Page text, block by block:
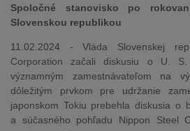
Spoločné stanovisko po
Slovenskou republikou
11.02.2024 - Vláda Slovenskej
Corporation začali diskusiu o U.
významným zamestnávateľom na
dôležitým prvkom pre udržanie
japonskom Tokiu prebehla diskusia o
a súčasného pohľadu Nippon Steel